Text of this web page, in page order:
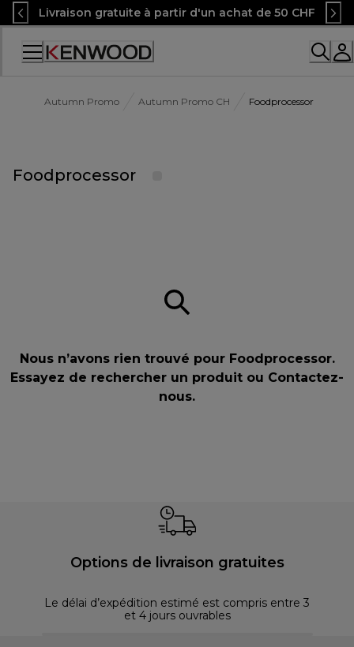
Skip
to
Content
Livraison gratuite à partir d'un achat de 50 CHF
Accessibility
Autumn Promo Autumn Promo CH Foodprocessor
Foodprocessor
Nous n’avons rien trouvé pour Foodprocessor.
Essayez de rechercher un produit ou Contactez-
nous.
Options de livraison gratuites
Le délai d’expédition estimé est compris entre 3
et 4 jours ouvrables